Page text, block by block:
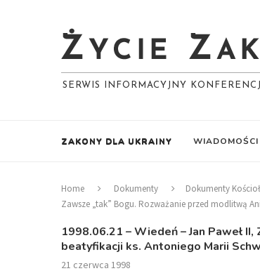
SERWIS INFORMACYJNY
ZAKONY DLA UKRAINY WIADOMOŚCI
Home Dokumenty Dokumenty
Zawsze „tak” Bogu. Rozważanie przed modlitwą
1998.06.21 – Wiedeń – Jan Paweł
beatyfikacji ks. Antoniego Marii
21 czerwca 1998